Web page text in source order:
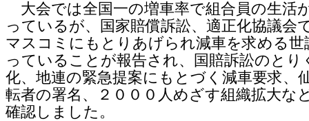
大会では全国一の増車率で組合員の生活
っているが、国家賠償訴訟、適正化協議会
マスコミにもとりあげられ減車を求める世
っていることが報告され、国賠訴訟のとり
化、地連の緊急提案にもとづく減車要求、
転者の署名、２０００人めざす組織拡大な
確認しました。